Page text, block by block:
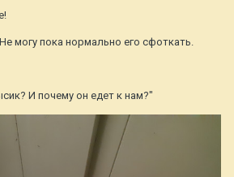
могу пока нормально его сфоткать.
И почему он едет к нам?"